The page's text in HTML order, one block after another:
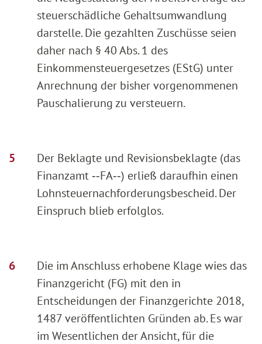
steuerschädliche Gehaltsumwandlung
darstelle. Die gezahlten Zuschüsse seien
daher nach § 40 Abs. 1 des
Einkommensteuergesetzes (EStG) unter
Anrechnung der bisher vorgenommenen
Pauschalierung zu versteuern.
Der Beklagte und Revisionsbeklagte (das
Finanzamt ‑‑FA‑‑) erließ daraufhin einen
Lohnsteuernachforderungsbescheid. Der
Einspruch blieb erfolglos.
Die im Anschluss erhobene Klage wies das
Finanzgericht (FG) mit den in
Entscheidungen der Finanzgerichte 2018,
1487 veröffentlichten Gründen ab. Es war
im Wesentlichen der Ansicht, für die